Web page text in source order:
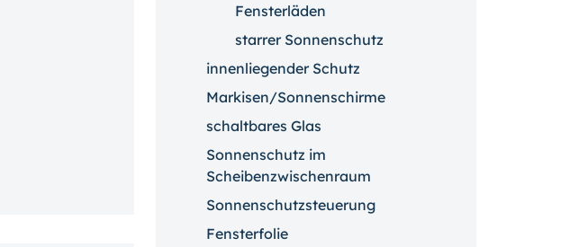
Fensterläden
starrer Sonnenschutz
innenliegender Schutz
Markisen/Sonnenschirme
schaltbares Glas
Sonnenschutz im
Scheibenzwischenraum
Sonnenschutzsteuerung
Fensterfolie